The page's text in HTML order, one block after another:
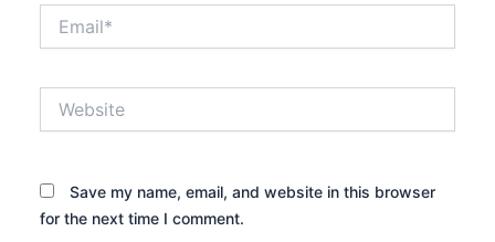
Save my name, email, and website in this browser
for the next time I comment.